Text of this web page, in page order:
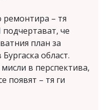
ремонтира – тя
че
план за
област.
в перспектива,
появят – тя ги